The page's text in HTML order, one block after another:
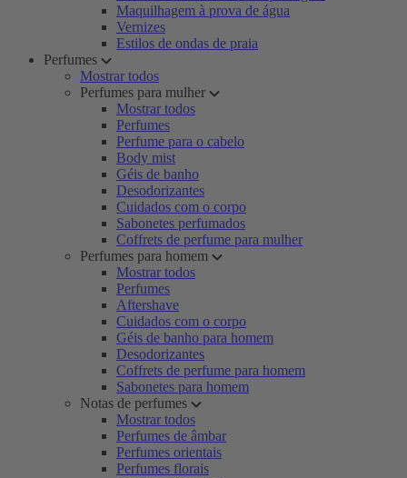
Maquilhagem à prova de água
Vernizes
Estilos de ondas de praia
Perfumes
Mostrar todos
Perfumes para mulher
Mostrar todos
Perfumes
Perfume para o cabelo
Body mist
Géis de banho
Desodorizantes
Cuidados com o corpo
Sabonetes perfumados
Coffrets de perfume para mulher
Perfumes para homem
Mostrar todos
Perfumes
Aftershave
Cuidados com o corpo
Géis de banho para homem
Desodorizantes
Coffrets de perfume para homem
Sabonetes para homem
Notas de perfumes
Mostrar todos
Perfumes de âmbar
Perfumes orientais
Perfumes florais